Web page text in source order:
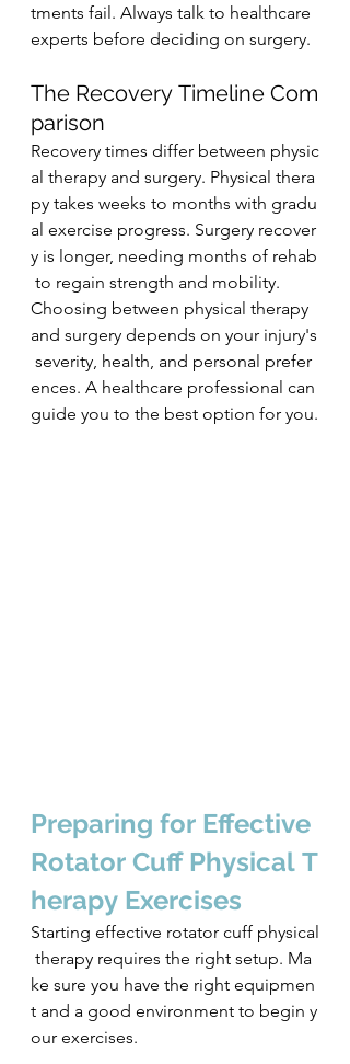
tments fail. Always talk to healthcare
experts before deciding on surgery.
The Recovery Timeline Com
parison
Recovery times differ between physic
al therapy and surgery. Physical thera
py takes weeks to months with gradu
al exercise progress. Surgery recover
y is longer, needing months of rehab
to regain strength and mobility.
Choosing between physical therapy
and surgery depends on your injury's
severity, health, and personal prefer
ences. A healthcare professional can
guide you to the best option for you.
Preparing for Effective
Rotator Cuff Physical T
herapy Exercises
Starting effective rotator cuff physical
therapy requires the right setup. Ma
ke sure you have the right equipmen
t and a good environment to begin y
our exercises.